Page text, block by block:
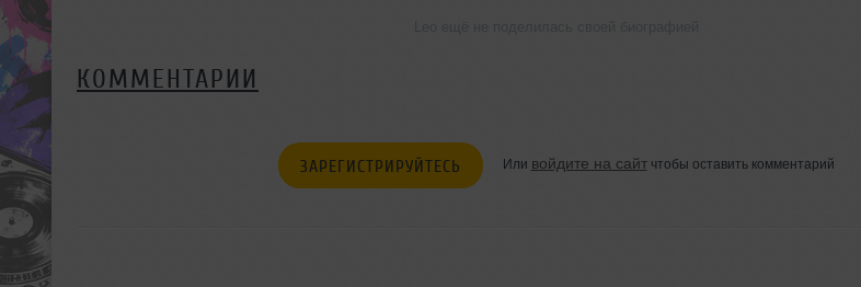
КОММЕНТАРИИ
ЗАРЕГИСТРИРУЙТЕСЬ Или войдите на сайтчтобы оставить комментарий